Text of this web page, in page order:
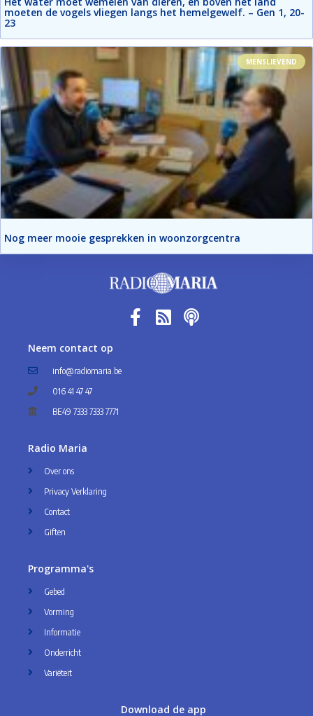
moeten de vogels vliegen langs het hemelgewelf. – Gen 1, 20-
23
MENSLIEVEND
Nog meer mooie gesprekken in woonzorgcentra
Neem contact op
info@radiomaria.be
016 41 47 47
BE49 7333 7333 7771
Radio Maria
Over ons
Privacy Verklaring
Contact
Giften
Programma's
Gebed
Vorming
Informatie
Onderricht
Variëteit
Download de app